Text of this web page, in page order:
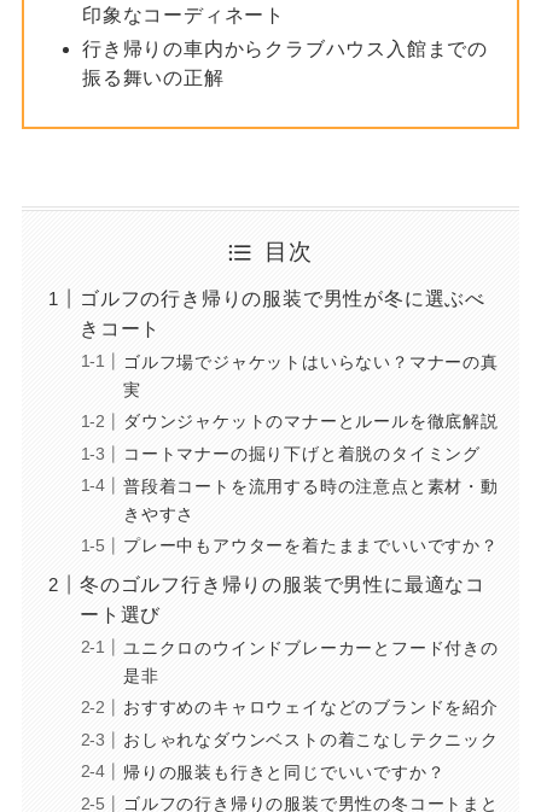
印象なコーディネート
行き帰りの車内からクラブハウス入館までの
振る舞いの正解
目次
ゴルフの行き帰りの服装で男性が冬に選ぶべ
きコート
ゴルフ場でジャケットはいらない？マナーの真
実
ダウンジャケットのマナーとルールを徹底解説
コートマナーの掘り下げと着脱のタイミング
普段着コートを流用する時の注意点と素材・動
きやすさ
プレー中もアウターを着たままでいいですか？
冬のゴルフ行き帰りの服装で男性に最適なコ
ート選び
ユニクロのウインドブレーカーとフード付きの
是非
おすすめのキャロウェイなどのブランドを紹介
おしゃれなダウンベストの着こなしテクニック
帰りの服装も行きと同じでいいですか？
ゴルフの行き帰りの服装で男性の冬コートまと